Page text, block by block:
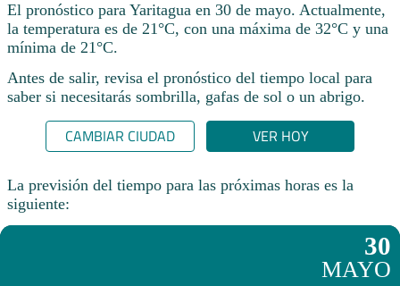
El pronóstico para Yaritagua en 30 de mayo. Actualmente,
la temperatura es de 21°C, con una máxima de 32°C y una
mínima de 21°C.
Antes de salir, revisa el pronóstico del tiempo local para
saber si necesitarás sombrilla, gafas de sol o un abrigo.
CAMBIAR CIUDAD VER HOY
La previsión del tiempo para las próximas horas es la
siguiente:
30
MAYO